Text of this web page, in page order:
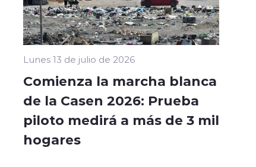
Lunes 13 de julio de 2026
Comienza la marcha blanca
de la Casen 2026: Prueba
piloto medirá a más de 3 mil
hogares